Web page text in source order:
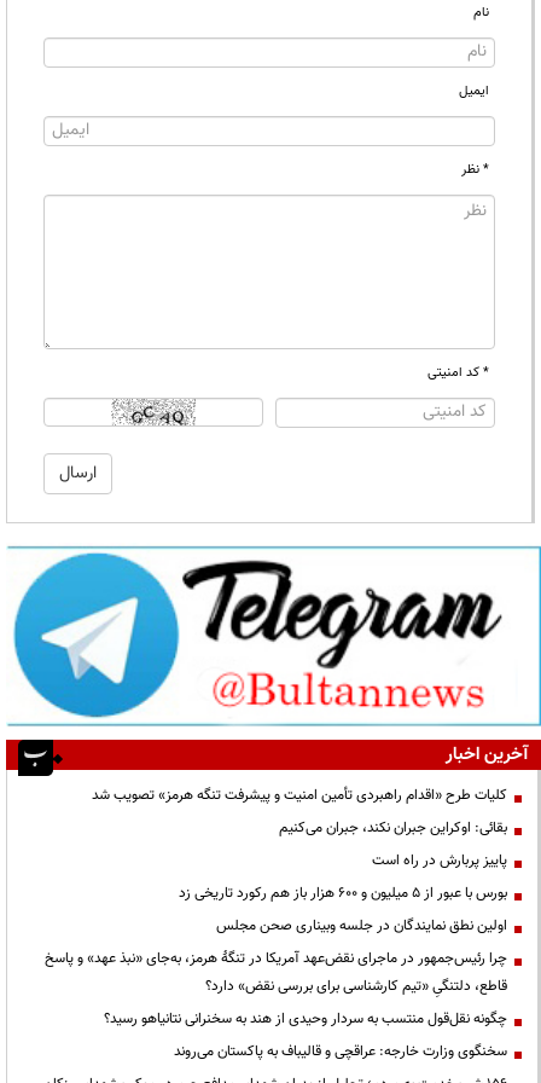
نام
ایمیل
* نظر
* کد امنیتی
آخرین اخبار
کلیات طرح «اقدام راهبردی تأمین امنیت و پیشرفت تنگه هرمز» تصویب شد
بقائی: اوکراین جبران نکند، جبران می‌کنیم
پاییز پربارش در راه است
بورس با عبور از ۵ میلیون و ۶۰۰ هزار باز هم رکورد تاریخی زد
اولین نطق نمایندگان در جلسه وبیناری صحن مجلس
چرا رئیس‌جمهور در ماجرای نقض‌عهد آمریکا در تنگهٔ هرمز، به‌جای «نبذ عهد» و پاسخ
قاطع، دلتنگیِ «تیم کارشناسی برای بررسی نقض» دارد؟
چگونه نقل‌قول منتسب به سردار وحیدی از هند به سخنرانی نتانیاهو رسید؟
سخنگوی وزارت خارجه: عراقچی و قالیباف به پاکستان می‌روند